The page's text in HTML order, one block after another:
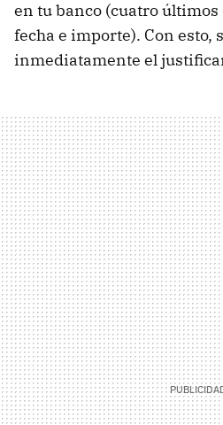
en tu banco (cuatro
fecha e importe). Con esto,
inmediatamente el